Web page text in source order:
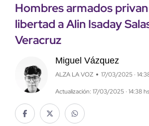
Hombres armados
libertad a Alin Isaday
Veracruz
Miguel Vázquez
ALZA LA VOZ 17/03/2025 ·
Actualización: 17/03/2025 · 14:38 hs